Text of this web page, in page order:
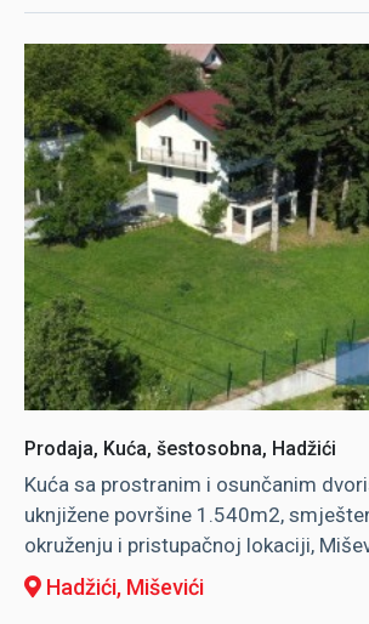
Prodaja, Kuća, šestosobna, Hadžići
Kuća sa prostranim i osunčanim
uknjižene površine 1.540m2,
okruženju i pristupačnoj lokaciji,
Hadžići, Miševići